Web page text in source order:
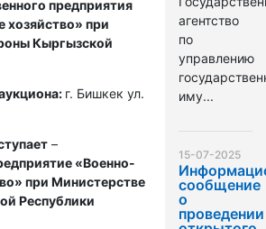
предприятия
хозяйство» при
Кыргызской
г. Бишкек ул.
–
«Военно-
при Министерстве
Республики
агентство
по
управлению
иму...
15-07-2025
сообщение
о
проведении